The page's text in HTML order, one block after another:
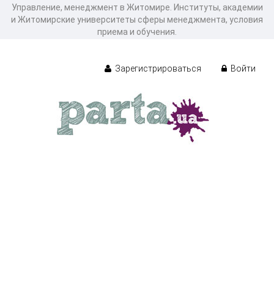
Управление, менеджмент в Житомире. Институты, академии
и Житомирские университеты сферы менеджмента, условия
приема и обучения.
Зарегистрироваться Войти